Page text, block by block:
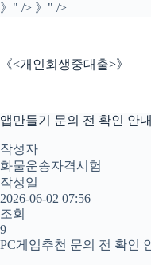
》" /> 》" />본
로
건
기
《<개인회생중대출>》
앱만들기 문의 전 확인 안
작성자
화물운송자격시험
작성일
2026-06-02 07:56
조회
9
PC게임추천 문의 전 확인